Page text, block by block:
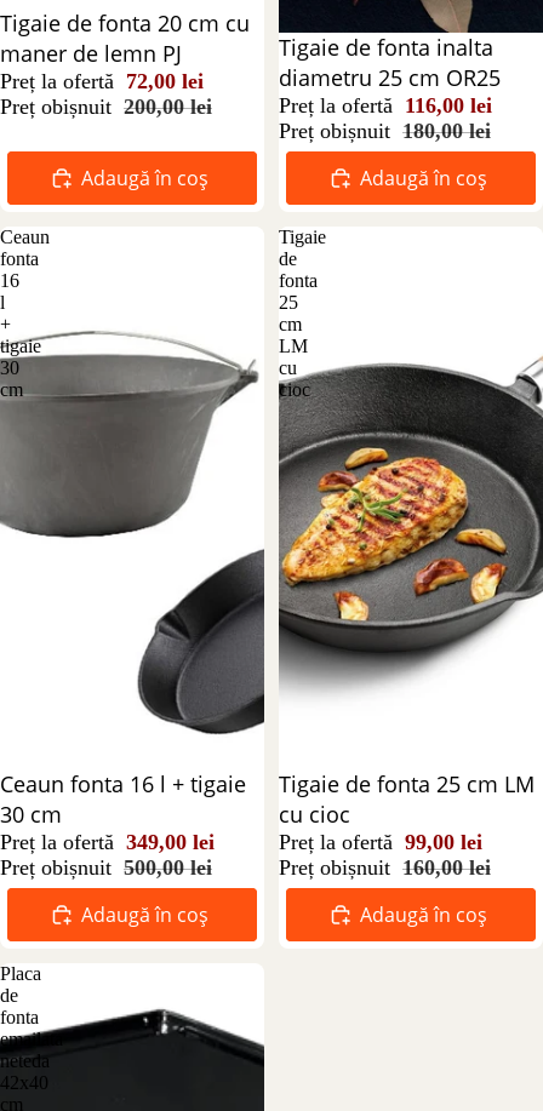
Reducere 64%
Tigaie de fonta 20 cm cu
maner de lemn PJ
Preț la ofertă 72,00 lei
Preț obișnuit 200,00 lei
Adaugă în coș
Reducere 36%
Tigaie de fonta inalta
diametru 25 cm OR25
Preț la ofertă 116,00 lei
Preț obișnuit 180,00 lei
Adaugă în coș
Ceaun
fonta
16
l
+
tigaie
30
cm
Reducere 30%
Ceaun fonta 16 l + tigaie
30 cm
Preț la ofertă 349,00 lei
Preț obișnuit 500,00 lei
Adaugă în coș
Tigaie
de
fonta
25
cm
LM
cu
cioc
Reducere 38%
Tigaie de fonta 25 cm LM
cu cioc
Preț la ofertă 99,00 lei
Preț obișnuit 160,00 lei
Adaugă în coș
Placa
de
fonta
emailata
neteda
42x40
cm